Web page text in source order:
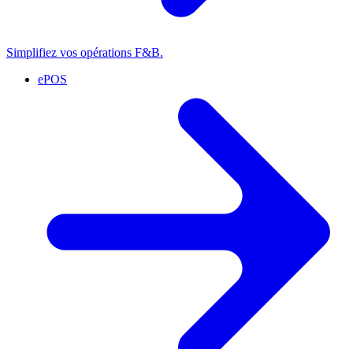
Simplifiez vos opérations F&B.
ePOS